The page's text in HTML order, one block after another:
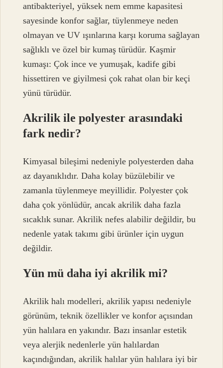
antibakteriyel, yüksek nem emme kapasitesi
sayesinde konfor sağlar, tüylenmeye neden
olmayan ve UV ışınlarına karşı koruma sağlayan
sağlıklı ve özel bir kumaş türüdür. Kaşmir
kumaşı: Çok ince ve yumuşak, kadife gibi
hissettiren ve giyilmesi çok rahat olan bir keçi
yünü türüdür.
Akrilik ile polyester arasındaki
fark nedir?
Kimyasal bileşimi nedeniyle polyesterden daha
az dayanıklıdır. Daha kolay büzülebilir ve
zamanla tüylenmeye meyillidir. Polyester çok
daha çok yönlüdür, ancak akrilik daha fazla
sıcaklık sunar. Akrilik nefes alabilir değildir, bu
nedenle yatak takımı gibi ürünler için uygun
değildir.
Yün mü daha iyi akrilik mi?
Akrilik halı modelleri, akrilik yapısı nedeniyle
görünüm, teknik özellikler ve konfor açısından
yün halılara en yakındır. Bazı insanlar estetik
veya alerjik nedenlerle yün halılardan
kaçındığından, akrilik halılar yün halılara iyi bir